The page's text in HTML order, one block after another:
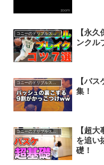
コニーのドリブルスクール
【永
ンクル
コニーのドリブルスクール
【バ
集！
コニーのドリブルスクール
【超
を追い
礎！